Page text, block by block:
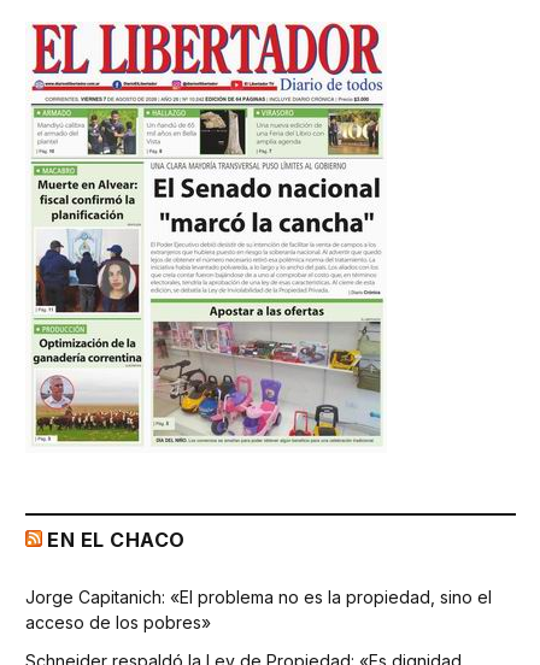
EN EL CHACO
Jorge Capitanich: «El problema no es la propiedad, sino el
acceso de los pobres»